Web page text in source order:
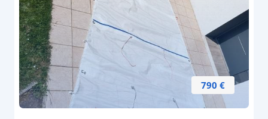
790 €